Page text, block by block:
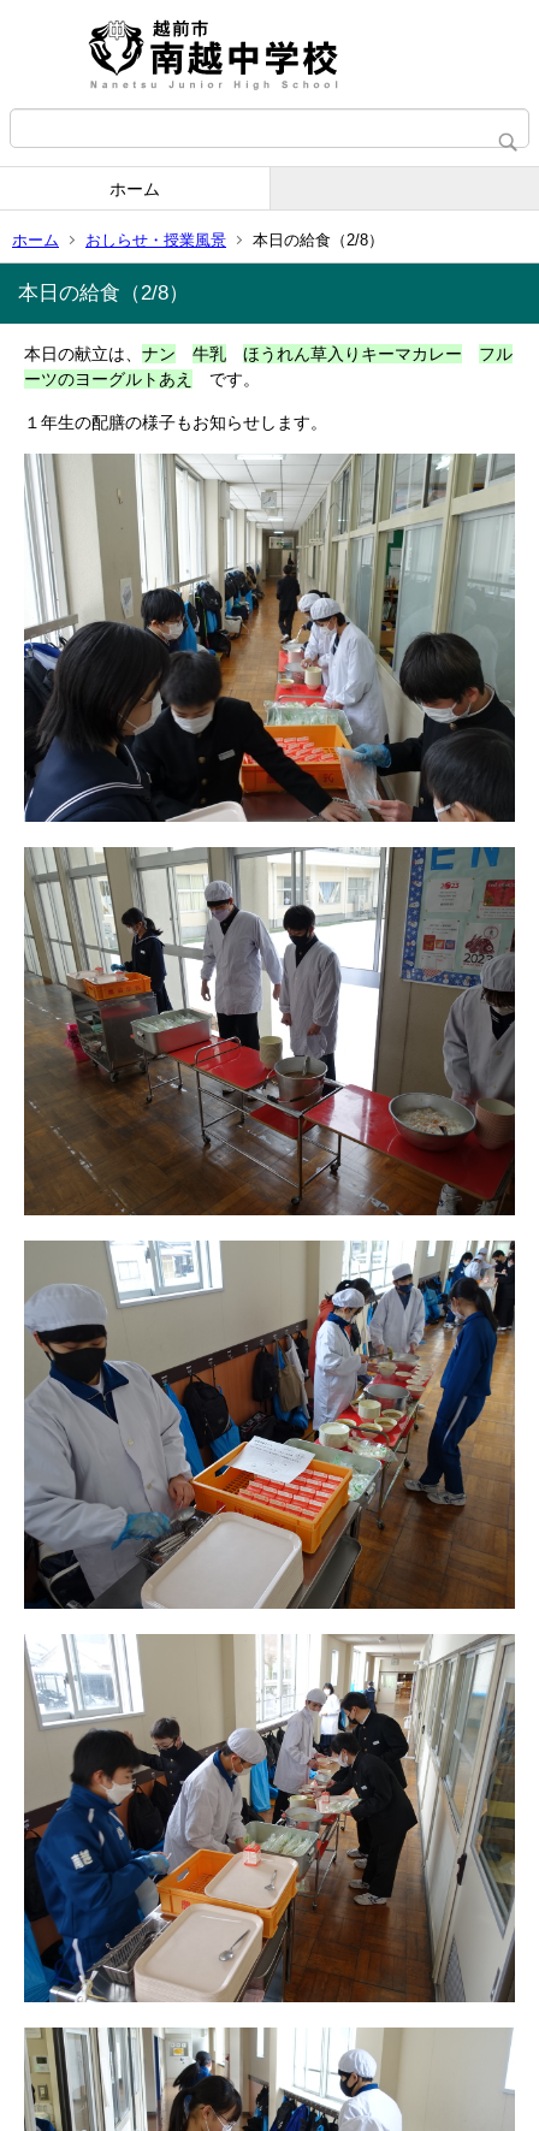
ホーム
ホーム おしらせ・授業風景 本日の給食（2/8）
本日の給食（2/8）
本日の献立は、 ナン 牛乳 ほうれん草入りキーマカレー
フル
ーツのヨーグルトあえ
です。
１年生の配膳の様子もお知らせします。